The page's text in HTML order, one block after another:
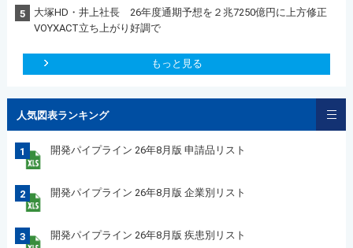
5
大塚HD・井上社長 26年度通期予想を２兆7250億円に上方修正
VOYXACT立ち上がり好調で
もっと見る
人気図表ランキング
1 開発パイプライン 26年8月版 申請品リスト
2 開発パイプライン 26年8月版 企業別リスト
3 開発パイプライン 26年8月版 疾患別リスト